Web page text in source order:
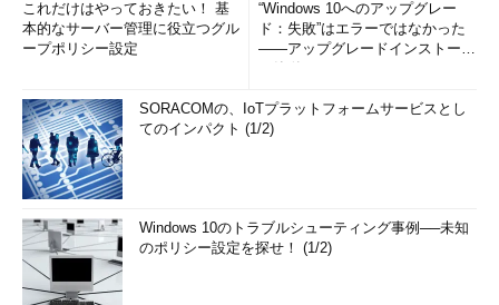
これだけはやっておきたい！ 基
本的なサーバー管理に役立つグル
ープポリシー設定
“Windows 10へのアップグレー
ド：失敗”はエラーではなかった
――アップグレードインストール
SORACOMの、IoTプラットフォームサービスとし
てのインパクト (1/2)
Windows 10のトラブルシューティング事例──未知
のポリシー設定を探せ！ (1/2)